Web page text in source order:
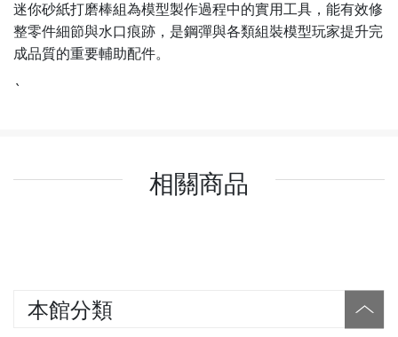
本館分類
迷你砂紙打磨棒組為模型製作過程中的實用工具，能有效修
整零件細節與水口痕跡，是鋼彈與各類組裝模型玩家提升完
成品質的重要輔助配件。
`
相關商品